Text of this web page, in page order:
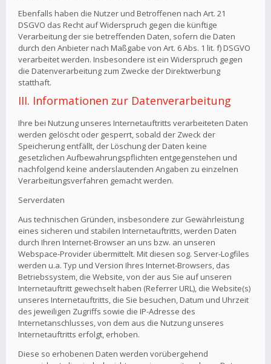
Ebenfalls haben die Nutzer und Betroffenen nach Art. 21
DSGVO das Recht auf Widerspruch gegen die künftige
Verarbeitung der sie betreffenden Daten, sofern die Daten
durch den Anbieter nach Maßgabe von Art. 6 Abs. 1 lit. f) DSGVO
verarbeitet werden. Insbesondere ist ein Widerspruch gegen
die Datenverarbeitung zum Zwecke der Direktwerbung
statthaft.
III. Informationen zur Datenverarbeitung
Ihre bei Nutzung unseres Internetauftritts verarbeiteten Daten
werden gelöscht oder gesperrt, sobald der Zweck der
Speicherung entfällt, der Löschung der Daten keine
gesetzlichen Aufbewahrungspflichten entgegenstehen und
nachfolgend keine anderslautenden Angaben zu einzelnen
Verarbeitungsverfahren gemacht werden.
Serverdaten
Aus technischen Gründen, insbesondere zur Gewährleistung
eines sicheren und stabilen Internetauftritts, werden Daten
durch Ihren Internet-Browser an uns bzw. an unseren
Webspace-Provider übermittelt. Mit diesen sog. Server-Logfiles
werden u.a. Typ und Version Ihres Internet-Browsers, das
Betriebssystem, die Website, von der aus Sie auf unseren
Internetauftritt gewechselt haben (Referrer URL), die Website(s)
unseres Internetauftritts, die Sie besuchen, Datum und Uhrzeit
des jeweiligen Zugriffs sowie die IP-Adresse des
Internetanschlusses, von dem aus die Nutzung unseres
Internetauftritts erfolgt, erhoben.
Diese so erhobenen Daten werden vorübergehend